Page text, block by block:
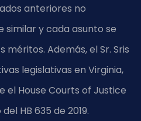
anteriores no
similar y cada asunto se
méritos. Además, el Sr. Sris
legislativas en Virginia,
el House Courts of Justice
del HB 635 de 2019.